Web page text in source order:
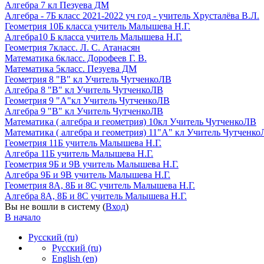
Алгебра 7 кл Пезуева ДМ
Алгебра - 7Б класс 2021-2022 уч год - учитель Хрусталёва В.Л.
Геометрия 10Б класса учитель Малышева Н.Г.
Алгебра10 Б класса учитель Малышева Н.Г.
Геометрия 7класс. Л. С. Атанасян
Математика 6класс. Дорофеев Г. В.
Математика 5класс. Пезуева ДМ
Геометрия 8 "В" кл Учитель ЧутченкоЛВ
Алгебра 8 "В" кл Учитель ЧутченкоЛВ
Геометрия 9 "А"кл Учитель ЧутченкоЛВ
Алгебра 9 "В" кл Учитель ЧутченкоЛВ
Математика ( алгебра и геометрия) 10кл Учитель ЧутченкоЛВ
Математика ( алгебра и геометрия) 11"А" кл Учитель
Геометрия 11Б учитель Малышева Н.Г.
Алгебра 11Б учитель Малышева Н.Г.
Геометрия 9Б и 9В учитель Малышева Н.Г.
Алгебра 9Б и 9В учитель Малышева Н.Г.
Геометрия 8А, 8Б и 8С учитель Малышева Н.Г.
Алгебра 8А, 8Б и 8С учитель Малышева Н.Г.
Вы не вошли в систему (Вход)
В начало
Русский ‎(ru)‎
Русский ‎(ru)‎
English ‎(en)‎